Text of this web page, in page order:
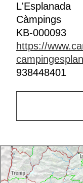
L'Esplanada
Càmpings
KB-000093
https://
938448401